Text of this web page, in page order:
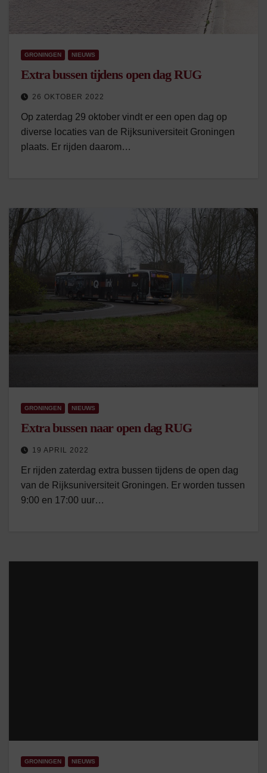
GRONINGEN NIEUWS
Extra bussen tijdens open dag RUG
26 OKTOBER 2022
Op zaterdag 29 oktober vindt er een open dag op
diverse locaties van de Rijksuniversiteit Groningen
plaats. Er rijden daarom…
GRONINGEN NIEUWS
Extra bussen naar open dag RUG
19 APRIL 2022
Er rijden zaterdag extra bussen tijdens de open dag
van de Rijksuniversiteit Groningen. Er worden tussen
9:00 en 17:00 uur…
GRONINGEN NIEUWS